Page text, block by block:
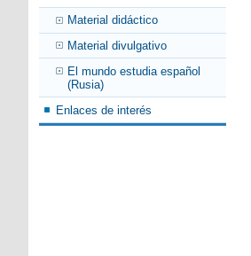
Material didáctico
Material divulgativo
El mundo estudia español
(Rusia)
Enlaces de interés